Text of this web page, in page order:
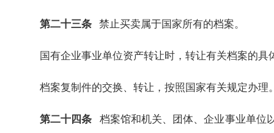
第二十三条 禁止买卖属于国家所有的档案。
国有企业事业单位资产转让时，转让有关档案的
档案复制件的交换、转让，按照国家有关规定办理
第二十四条 档案馆和机关、团体、企业事业单位